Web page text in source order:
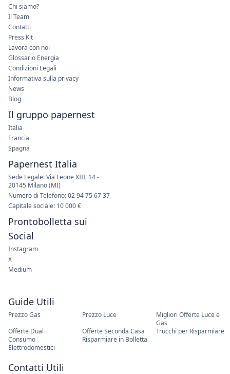
Guide Utili
Prezzo Gas Prezzo Luce
Migliori Offerte Luce e
Gas
Offerte Dual
Offerte Seconda Casa
Trucchi per Risparmiare
Consumo
Elettrodomestici
Risparmiare in Bolletta
Contatti Utili
Chi siamo?
Il Team
Contatti
Press Kit
Lavora con noi
Glossario Energia
Condizioni Legali
Informativa sulla privacy
News
Blog
Il gruppo papernest
Italia
Francia
Spagna
Papernest Italia
Sede Legale: Via Leone XIII, 14 -
20145 Milano (MI)
Numero di Telefono: 02 94 75 67 37
Capitale sociale: 10 000 €
Prontobolletta sui
Social
Instagram
X
Medium